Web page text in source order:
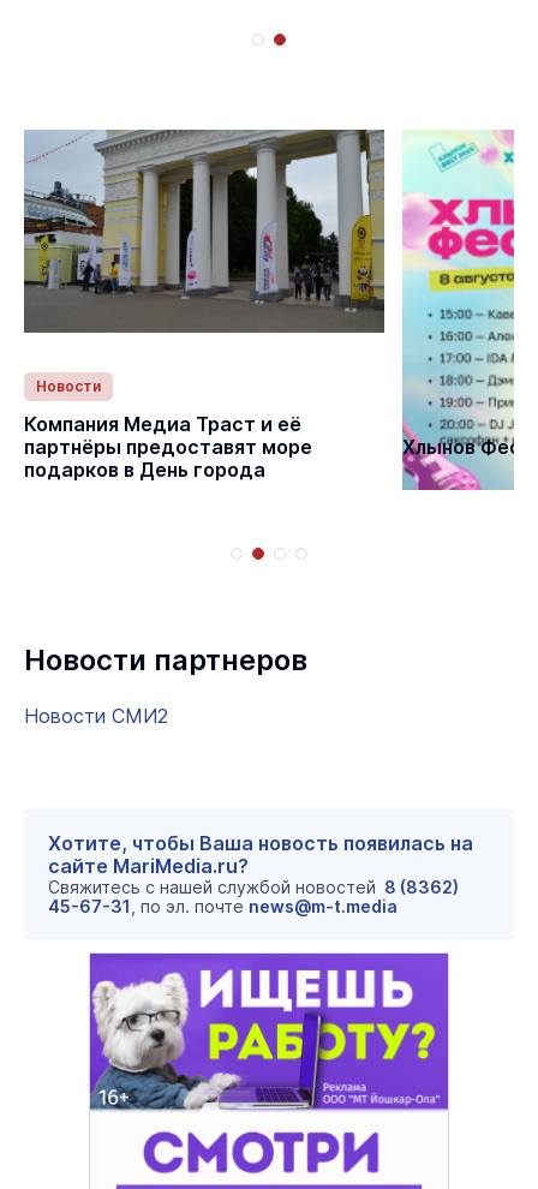
Новости
Компания Медиа Траст и её
партнёры предоставят море
подарков в День города
Статьи
Хлынов Фест
Новости партнеров
Новости СМИ2
Хотите, чтобы Ваша новость появилась на
сайте MariMedia.ru?
Свяжитесь с нашей службой новостей 8 (8362)
45-67-31 , по эл. почте news@m-t.media